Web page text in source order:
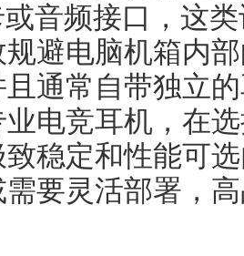
或音频接口，这
规避电脑机箱内
通常自带独立
电竞耳机，在
稳定和性能可
要灵活部署，